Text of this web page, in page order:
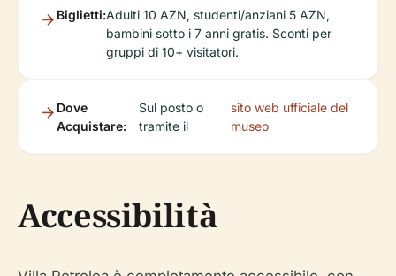
Biglietti:Adulti 10 AZN, studenti/anziani 5 AZN,
bambini sotto i 7 anni gratis. Sconti per
gruppi di 10+ visitatori.
Dove
Acquistare:
Sul posto o
tramite il
sito web ufficiale del
museo
Accessibilità